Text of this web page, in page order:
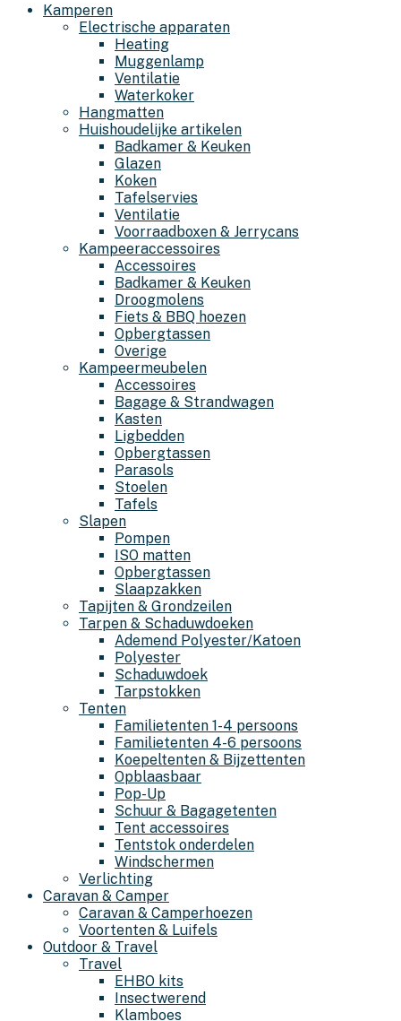
Kamperen
Electrische apparaten
Heating
Muggenlamp
Ventilatie
Waterkoker
Hangmatten
Huishoudelijke artikelen
Badkamer & Keuken
Glazen
Koken
Tafelservies
Ventilatie
Voorraadboxen & Jerrycans
Kampeeraccessoires
Accessoires
Badkamer & Keuken
Droogmolens
Fiets & BBQ hoezen
Opbergtassen
Overige
Kampeermeubelen
Accessoires
Bagage & Strandwagen
Kasten
Ligbedden
Opbergtassen
Parasols
Stoelen
Tafels
Slapen
Pompen
ISO matten
Opbergtassen
Slaapzakken
Tapijten & Grondzeilen
Tarpen & Schaduwdoeken
Ademend Polyester/Katoen
Polyester
Schaduwdoek
Tarpstokken
Tenten
Familietenten 1-4 persoons
Familietenten 4-6 persoons
Koepeltenten & Bijzettenten
Opblaasbaar
Pop-Up
Schuur & Bagagetenten
Tent accessoires
Tentstok onderdelen
Windschermen
Verlichting
Caravan & Camper
Caravan & Camperhoezen
Voortenten & Luifels
Outdoor & Travel
Travel
EHBO kits
Insectwerend
Klamboes